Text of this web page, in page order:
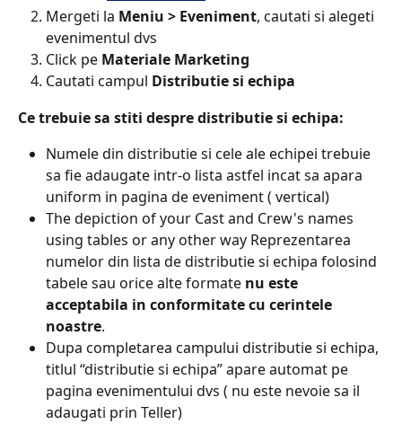
Mergeti la Meniu > Eveniment, cautati si alegeti
evenimentul dvs
Click pe Materiale Marketing​
Cautati campul Distributie si echipa
Ce trebuie sa stiti despre distributie si echipa:​
Numele din distributie si cele ale echipei trebuie
sa fie adaugate intr-o lista astfel incat sa apara
uniform in pagina de eveniment ( vertical)
The depiction of your Cast and Crew's names
using tables or any other way Reprezentarea
numelor din lista de distributie si echipa folosind
tabele sau orice alte formate nu este
acceptabila in conformitate cu cerintele
noastre.​
Dupa completarea campului distributie si echipa,
titlul “distributie si echipa” apare automat pe
pagina evenimentului dvs ( nu este nevoie sa il
adaugati prin Teller)